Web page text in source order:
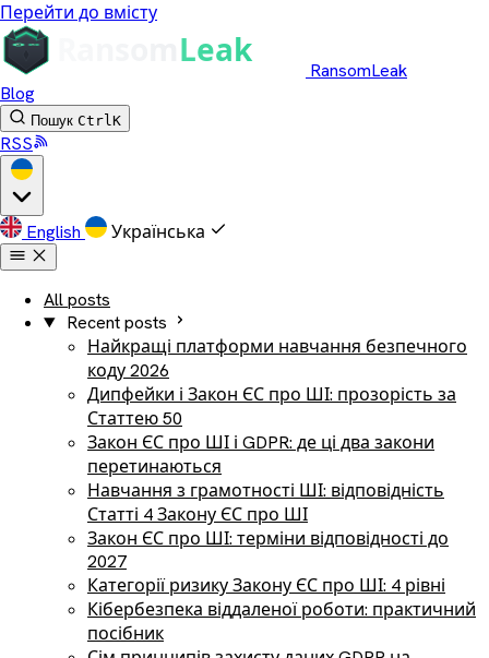
Перейти до вмісту
RansomLeak
Blog
Пошук CtrlK
RSS
English Українська
All posts
Recent posts
Найкращі платформи навчання безпечного
коду 2026
Дипфейки і Закон ЄС про ШІ: прозорість за
Статтею 50
Закон ЄС про ШІ і GDPR: де ці два закони
перетинаються
Навчання з грамотності ШІ: відповідність
Статті 4 Закону ЄС про ШІ
Закон ЄС про ШІ: терміни відповідності до
2027
Категорії ризику Закону ЄС про ШІ: 4 рівні
Кібербезпека віддаленої роботи: практичний
посібник